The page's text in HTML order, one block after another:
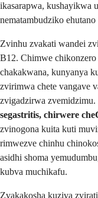
ikasarapwa, kushayikwa
nematambudziko
Zvinhu zvakati wandei
B12. Chimwe chikonzero
chakakwana, kunyanya
zvirimwa chete vangave
zvigadzirwa
segastritis, chirwere
zvinogona kuita kuti
rimwezve chinhu
asidhi shoma
kubva muchikafu.
Zvakakosha kuziva